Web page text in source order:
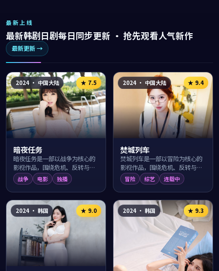
最新上线
最新韩剧日剧每日同步更新 · 抢先观看人气新作
最新更新 →
2024· 中国大陆 ★ 7.5
暗夜任务
暗夜任务是一部以战争为核心的
影视作品，围绕危机、反转与人
物成长展开，整体节奏紧凑，值
得推荐观看。
战争 电影 独播
2024· 中国大陆 ★ 9.4
焚城列车
焚城列车是一部以冒险为核心的
影视作品，围绕危机、反转与人
物成长展开，整体节奏紧凑，值
得推荐观看。
冒险 综艺 连载中
2024· 韩国 ★ 9.0 2024· 韩国 ★ 9.3